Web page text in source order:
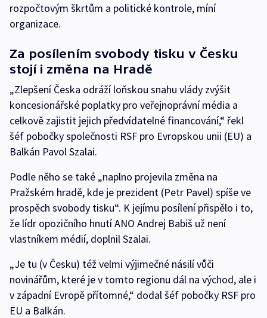
rozpočtovým škrtům a politické kontrole, míní
organizace.
Za posílením svobody tisku v Česku
stojí i změna na Hradě
„Zlepšení Česka odráží loňskou snahu vlády zvýšit
koncesionářské poplatky pro veřejnoprávní média a
celkově zajistit jejich předvídatelné financování,“ řekl
šéf pobočky společnosti RSF pro Evropskou unii (EU) a
Balkán Pavol Szalai.
Podle něho se také „naplno projevila změna na
Pražském hradě, kde je prezident (Petr Pavel) spíše ve
prospěch svobody tisku“. K jejímu posílení přispělo i to,
že lídr opozičního hnutí ANO Andrej Babiš už není
vlastníkem médií, doplnil Szalai.
„Je tu (v Česku) též velmi výjimečné násilí vůči
novinářům, které je v tomto regionu dál na východ, ale i
v západní Evropě přítomné,“ dodal šéf pobočky RSF pro
EU a Balkán.